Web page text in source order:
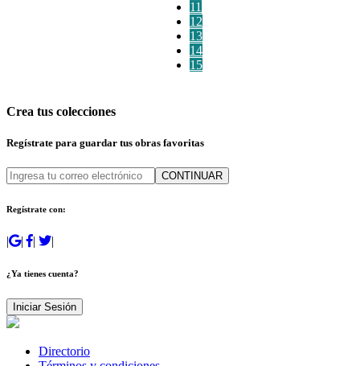
11
12
13
14
15
Crea tus colecciones
Regístrate para guardar tus obras favoritas
CONTINUAR
Regístrate con:
| | | |
¿Ya tienes cuenta?
Iniciar Sesión
Directorio